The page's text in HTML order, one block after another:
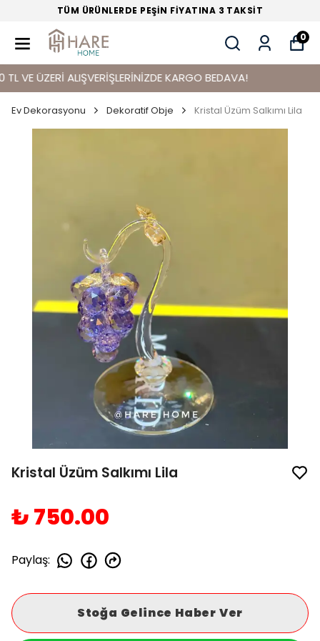
TÜM ÜRÜNLERDE PEŞİN FİYATINA 3 TAKSİT
0
ÜZERİ ALIŞVERİŞLERİNİZDE KARGO BEDAVA!
Ev Dekorasyonu Dekoratif Obje Kristal Üzüm Salkımı Lila
Kristal Üzüm Salkımı Lila
₺ 750.00
Paylaş:
Stoğa Gelince Haber Ver